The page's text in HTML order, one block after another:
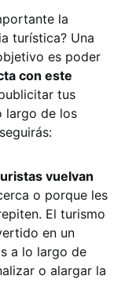
la
turística? Una
es poder
con este
tus
largo de los
vuelvan
o porque les
El turismo
en un
a lo largo de
o alargar la